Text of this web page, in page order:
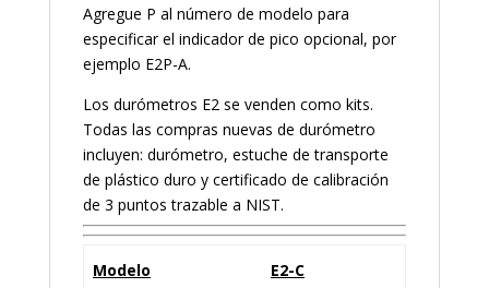
Agregue P al número de modelo para
especificar el indicador de pico opcional, por
ejemplo E2P-A.
Los durómetros E2 se venden como kits.
Todas las compras nuevas de durómetro
incluyen: durómetro, estuche de transporte
de plástico duro y certificado de calibración
de 3 puntos trazable a NIST.
Modelo E2-C